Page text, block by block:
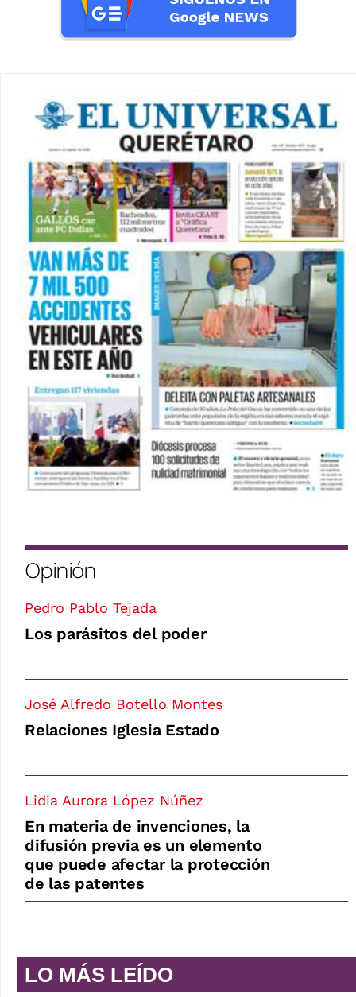
Opinión
Pedro Pablo Tejada
Los parásitos del poder
José Alfredo Botello Montes
Relaciones Iglesia Estado
Lidia Aurora López Núñez
En materia de invenciones, la
difusión previa es un elemento
que puede afectar la protección
de las patentes
LO MÁS LEÍDO